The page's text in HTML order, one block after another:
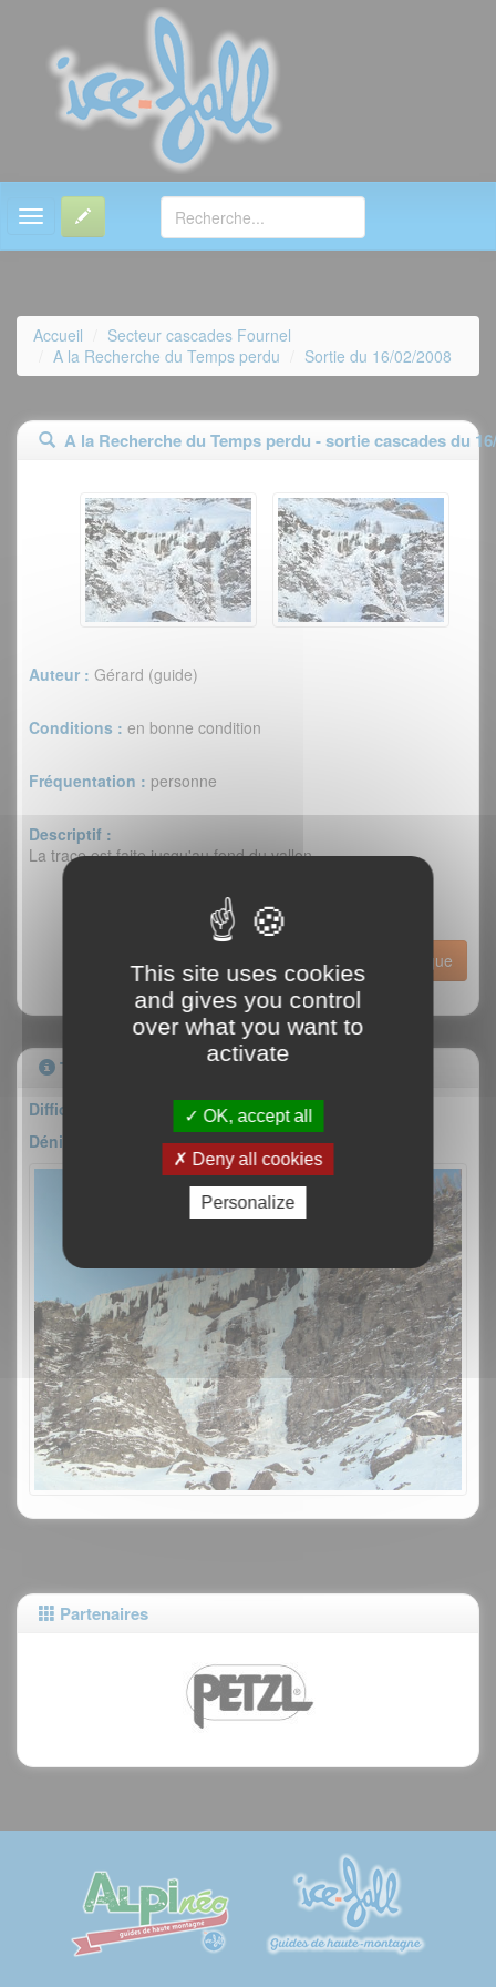
MENU
Accueil
Secteur cascades Fournel
A la Recherche du Temps perdu
Sortie du 16/02/2008
A la Recherche du Temps perdu - sortie cascades du
Auteur : Gérard (guide)
Conditions : en bonne condition
Fréquentation : personne
Descriptif :
La trace est faite jusqu'au fond du vallon.
Historique
Topo
Difficulté : III/4
Dénivelé : 200m
Partenaires
This site uses cookies
and gives you control
over what you want to
activate
OK, accept all
Deny all cookies
Personalize